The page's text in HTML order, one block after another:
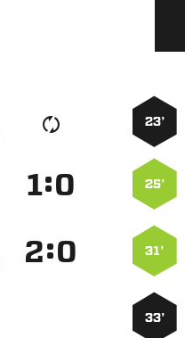
23’
: 25’
: 31’
33’